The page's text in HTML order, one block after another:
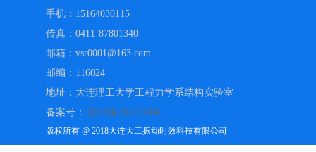
手机：15164030115
传真：0411-87801340
邮箱：vsr0001@163.com
邮编：116024
地址：大连理工大学工程力学系结构实验室
备案号：
辽ICP备10010710号
版权所有 @ 2018大连大工振动时效科技有限公司